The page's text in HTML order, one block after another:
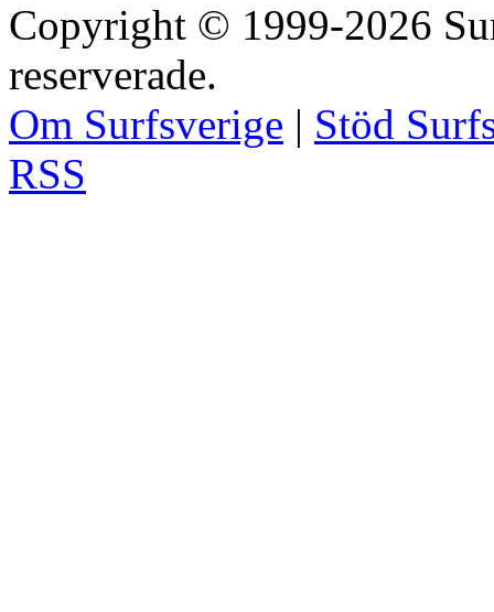
Copyright © 1999-2026
reserverade.
Om Surfsverige | Stöd
RSS